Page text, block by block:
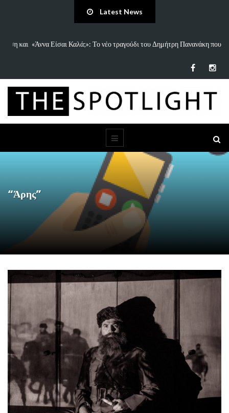
Latest News
«Άννα Είσαι Καλά;»: Το νέο τραγούδι του Δημήτρη Πανανάκη που σπάει
“Άρης”